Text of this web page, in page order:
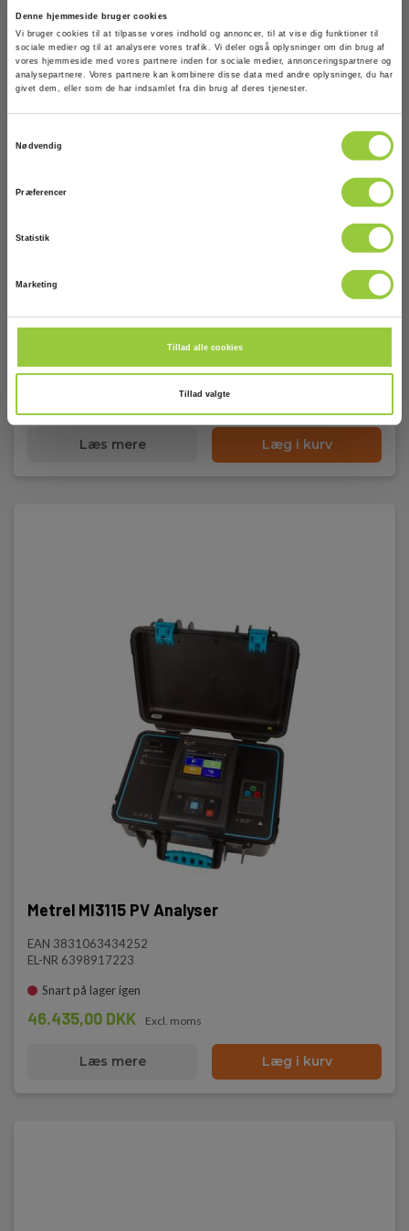
Denne hjemmeside bruger cookies
Vi bruger cookies til at tilpasse vores indhold og annoncer, til at vise dig funktioner til
sociale medier og til at analysere vores trafik. Vi deler også oplysninger om din brug af
vores hjemmeside med vores partnere inden for sociale medier, annonceringspartnere og
analysepartnere. Vores partnere kan kombinere disse data med andre oplysninger, du har
givet dem, eller som de har indsamlet fra din brug af deres tjenester.
Nødvendig
Præferencer
Statistik
Marketing
Tillad alle cookies
Tillad valgte
HT PVCHECKs-PRO PLUS Solcelleinst.tester
inkl. tilbehør
EAN 8052870674487
Lav lagerbeholdning
Læs mere Læg i kurv
Metrel MI3115 PV Analyser
EAN 3831063434252
EL-NR 6398917223
Snart på lager igen
46.435,00 DKK Excl. moms
Læs mere Læg i kurv